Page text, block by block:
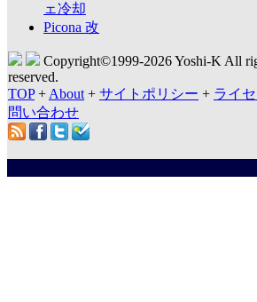
ェ冷却
Picona 改
Copyright©1999-2026 Yoshi-K All
reserved.
TOP+ About + サイトポリシー + ライ
問い合わせ